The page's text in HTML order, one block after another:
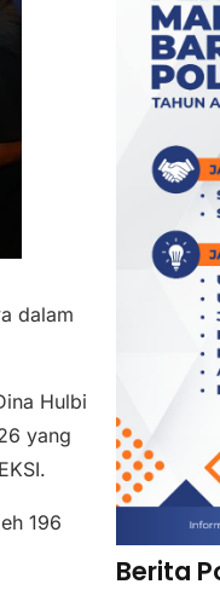
dalam
Hulbi
yang
196
Berita